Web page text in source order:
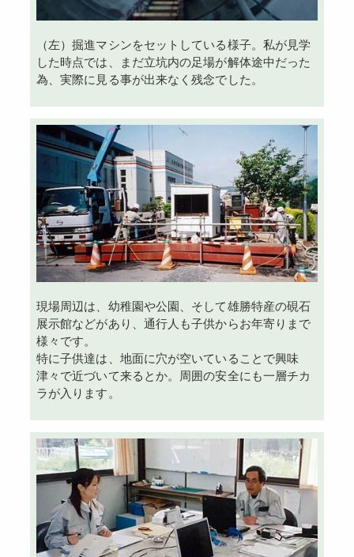
（左）掘進マシンをセットしている様子。私が見学
した時点では、まだ立坑内の足場が解体途中だった
為、実際に見る事が出来なく残念でした。
現場周辺は、幼稚園や公園、そして雄勝特産の硯石
展示館などがあり、通行人も子供からお年寄りまで
様々です。
特に子供達は、地面に穴が空いていることで興味
津々で近づいて来るとか。周囲の安全にも一層チカ
ラが入ります。